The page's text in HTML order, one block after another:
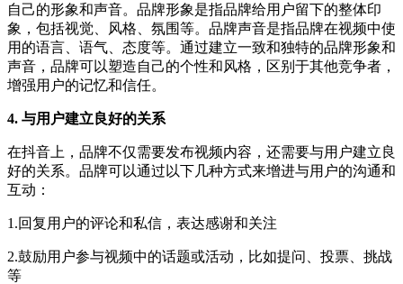
自己的形象和声音。品牌形象是指品牌给用户留下的整体印
象，包括视觉、风格、氛围等。品牌声音是指品牌在视频中使
用的语言、语气、态度等。通过建立一致和独特的品牌形象和
声音，品牌可以塑造自己的个性和风格，区别于其他竞争者，
增强用户的记忆和信任。
4. 与用户建立良好的关系
在抖音上，品牌不仅需要发布视频内容，还需要与用户建立良
好的关系。品牌可以通过以下几种方式来增进与用户的沟通和
互动：
1.回复用户的评论和私信，表达感谢和关注
2.鼓励用户参与视频中的话题或活动，比如提问、投票、挑战
等